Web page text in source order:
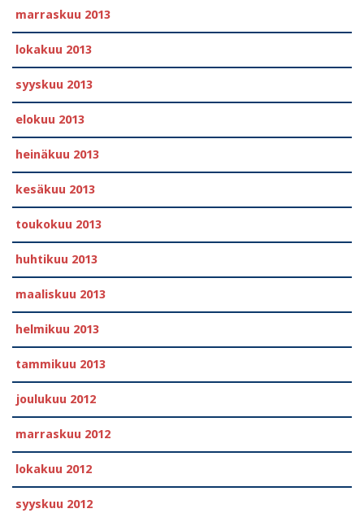
marraskuu 2013
lokakuu 2013
syyskuu 2013
elokuu 2013
heinäkuu 2013
kesäkuu 2013
toukokuu 2013
huhtikuu 2013
maaliskuu 2013
helmikuu 2013
tammikuu 2013
joulukuu 2012
marraskuu 2012
lokakuu 2012
syyskuu 2012